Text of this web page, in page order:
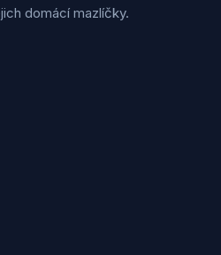
domácí mazlíčky.